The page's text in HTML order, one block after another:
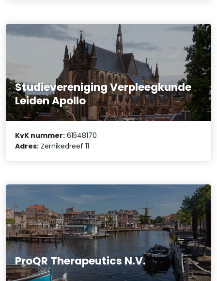
Studievereniging Verpleegkunde
Leiden Apollo
KvK nummer: 61548170
Adres: Zernikedreef 11
ProQR Therapeutics N.V.